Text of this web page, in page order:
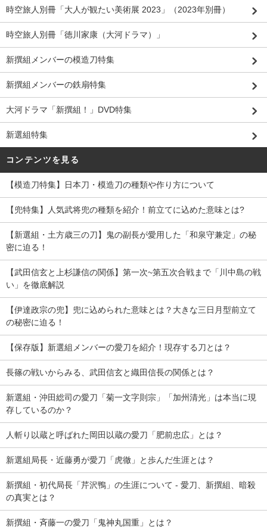
時空旅人別冊「大人が観たい美術展 2023」（2023年別冊）
時空旅人別冊「徳川家康（大河ドラマ）」
新撰組メンバーの模造刀特集
新撰組メンバーの鉄扇特集
大河ドラマ「新撰組！」DVD特集
新選組特集
コンテンツを見る
【模造刀特集】日本刀・模造刀の種類や作り方について
【兜特集】人気武将兜の種類を紹介！前立てに込めた意味とは?
【新選組・土方歳三の刀】鬼の副長が愛用した「和泉守兼定」の秘
密に迫る！
【武田信玄と上杉謙信の関係】第一次~第五次合戦まで「川中島の戦
い」を徹底解説
【伊達政宗の兜】兜に込められた意味とは？大きな三日月型前立て
の秘密に迫る！
【保存版】新選組メンバーの愛刀を紹介！現存する刀とは？
長篠の戦いからみる、武田信玄と織田信長の関係とは？
新選組・沖田総司の愛刀「菊一文字則宗」「加州清光」は本当に現
存しているのか？
人斬り以蔵と呼ばれた岡田以蔵の愛刀「肥前忠広」とは？
新選組局長・近藤勇が愛刀「虎徹」と歩んだ生涯とは？
新撰組・初代局長「芹沢鴨」の生涯について - 愛刀、新撰組、暗殺
の真実とは？
新撰組・斉藤一の愛刀「鬼神丸国重」とは？